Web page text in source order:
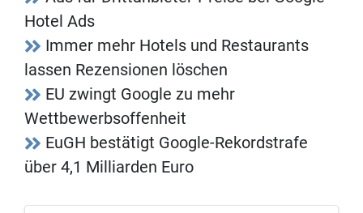
Hotel Ads
Immer mehr Hotels und Restaurants
lassen Rezensionen löschen
EU zwingt Google zu mehr
Wettbewerbsoffenheit
EuGH bestätigt Google-Rekordstrafe
über 4,1 Milliarden Euro